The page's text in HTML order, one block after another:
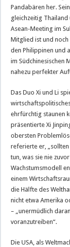
Pandabären her.
gleichzeitig Thailand
Asean-Meeting im
Mitglied ist und noch
den Philippinen und
im Südchinesischen
nahezu perfekter
Das Duo Xi und Li
ehrfürchtig staunen
präsentierte Xi
obersten
referierte er, „sollten
tun, was sie nie
Wachstumsmodell
einem
die Hälfte des
nicht etwa Amerika
– „unermüdlich
voranzutreiben“.
Die USA, als